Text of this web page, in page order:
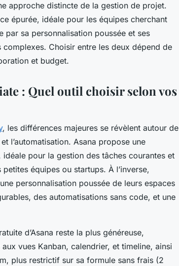
approche distincte de la gestion de projet.
épurée, idéale pour les équipes cherchant
sa personnalisation poussée et ses
Choisir entre les deux dépend de
et budget.
: Quel outil choisir selon vos
, les différences majeures se révèlent autour de
l’automatisation. Asana propose une
pour la gestion des tâches courantes et
équipes ou startups. À l’inverse,
personnalisation poussée de leurs espaces
des automatisations sans code, et une
d’Asana reste la plus généreuse,
vues Kanban, calendrier, et timeline, ainsi
plus restrictif sur sa formule sans frais (2